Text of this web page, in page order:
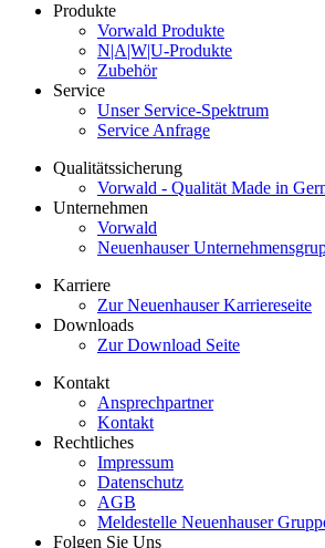
Produkte
Vorwald Produkte
N|A|W|U-Produkte
Zubehör
Service
Unser Service-Spektrum
Service Anfrage
Qualitätssicherung
Vorwald - Qualität Made in
Unternehmen
Vorwald
Neuenhauser
Karriere
Zur Neuenhauser Karriereseite
Downloads
Zur Download Seite
Kontakt
Ansprechpartner
Kontakt
Rechtliches
Impressum
Datenschutz
AGB
Meldestelle Neuenhauser
Folgen Sie Uns